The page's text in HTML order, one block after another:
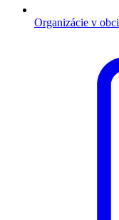
Organizácie v obci